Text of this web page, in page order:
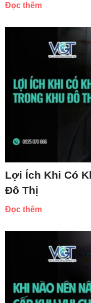
Đọc thêm
Lợi Ích Khi Có
Đô Thị
Đọc thêm